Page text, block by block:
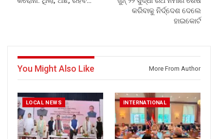
କରିବାକୁ ନିର୍ଦ୍ଦେଶ ଦେଲେ
ହାଇକୋର୍ଟ
You Might Also Like More From Author
LOCAL NEWS INTERNATIONAL